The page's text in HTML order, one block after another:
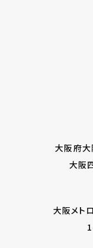
大阪府
大阪
大阪メト